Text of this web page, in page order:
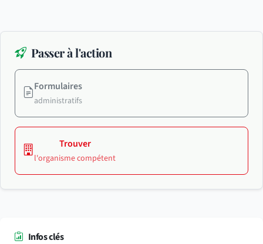
Passer à l'action
Formulaires
administratifs
Trouver
l'organisme compétent
Infos clés